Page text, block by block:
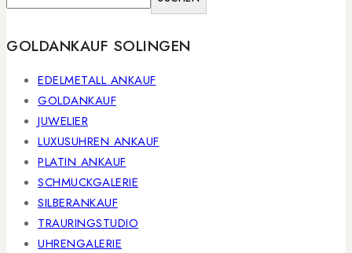
GOLDANKAUF SOLINGEN
EDELMETALL ANKAUF
GOLDANKAUF
JUWELIER
LUXUSUHREN ANKAUF
PLATIN ANKAUF
SCHMUCKGALERIE
SILBERANKAUF
TRAURINGSTUDIO
UHRENGALERIE